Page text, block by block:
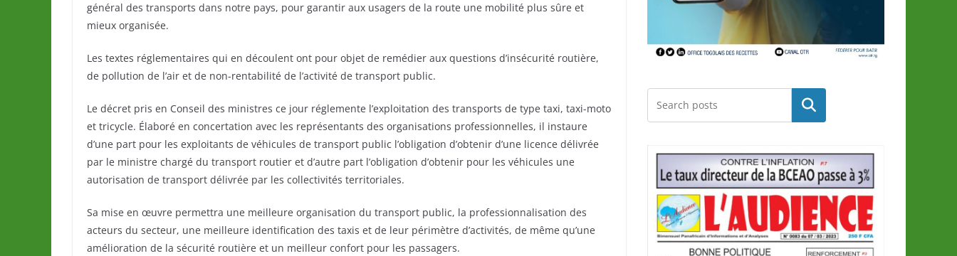
général des transports dans notre pays, pour garantir aux usagers de la route une mobilité plus sûre et
mieux organisée.
Les textes réglementaires qui en découlent ont pour objet de remédier aux questions d’insécurité routière,
de pollution de l’air et de non-rentabilité de l’activité de transport public.
Le décret pris en Conseil des ministres ce jour réglemente l’exploitation des transports de type taxi, taxi-moto
et tricycle. Élaboré en concertation avec les représentants des organisations professionnelles, il instaure
d’une part pour les exploitants de véhicules de transport public l’obligation d’obtenir d’une licence délivrée
par le ministre chargé du transport routier et d’autre part l’obligation d’obtenir pour les véhicules une
autorisation de transport délivrée par les collectivités territoriales.
Sa mise en œuvre permettra une meilleure organisation du transport public, la professionnalisation des
acteurs du secteur, une meilleure identification des taxis et de leur périmètre d’activités, de même qu’une
amélioration de la sécurité routière et un meilleur confort pour les passagers.
Rechercher